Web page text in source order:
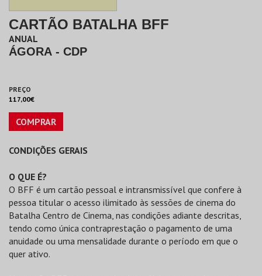
CARTÃO BATALHA BFF
ANUAL
ÁGORA - CDP
PREÇO
117,00€
COMPRAR
CONDIÇÕES GERAIS
O QUE É?
O BFF é um cartão pessoal e intransmissível que confere à
pessoa titular o acesso ilimitado às sessões de cinema do
Batalha Centro de Cinema, nas condições adiante descritas,
tendo como única contraprestação o pagamento de uma
anuidade ou uma mensalidade durante o período em que o
quer ativo.